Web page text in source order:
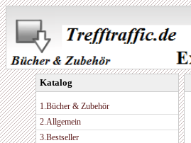
Katalog
1.Bücher & Zubehör
2.Allgemein
3.Bestseller